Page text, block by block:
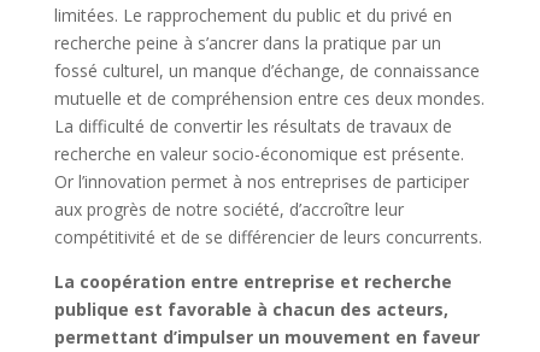
limitées. Le rapprochement du public et du privé en
recherche peine à s’ancrer dans la pratique par un
fossé culturel, un manque d’échange, de connaissance
mutuelle et de compréhension entre ces deux mondes.
La difficulté de convertir les résultats de travaux de
recherche en valeur socio-économique est présente.
Or l’innovation permet à nos entreprises de participer
aux progrès de notre société, d’accroître leur
compétitivité et de se différencier de leurs concurrents.
La coopération entre entreprise et recherche
publique est favorable à chacun des acteurs,
permettant d’impulser un mouvement en faveur